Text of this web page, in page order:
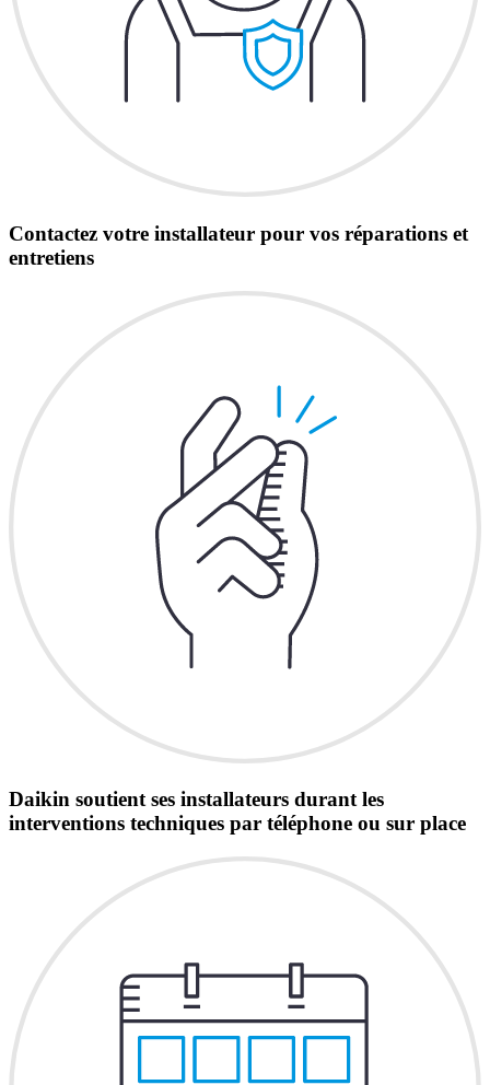
Contactez votre installateur pour vos réparations et
entretiens
Daikin soutient ses installateurs durant les
interventions techniques par téléphone ou sur place